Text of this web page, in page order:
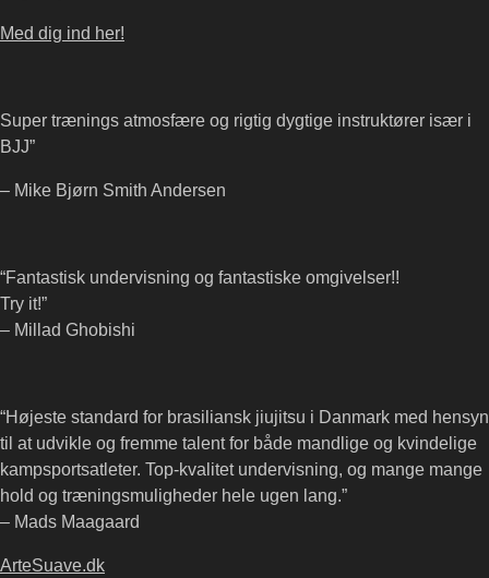
Med dig ind her!
Super trænings atmosfære og rigtig dygtige instruktører især i
BJJ”
– Mike Bjørn Smith Andersen
“Fantastisk undervisning og fantastiske omgivelser!!
Try it!”
– Millad Ghobishi
“Højeste standard for brasiliansk jiujitsu i Danmark med hensyn
til at udvikle og fremme talent for både mandlige og kvindelige
kampsportsatleter. Top-kvalitet undervisning, og mange mange
hold og træningsmuligheder hele ugen lang.”
– Mads Maagaard
ArteSuave.dk